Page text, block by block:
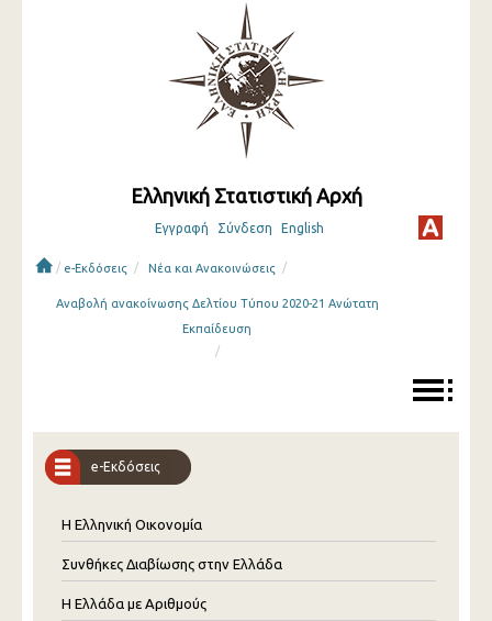
Ελληνική Στατιστική Αρχή
Εγγραφή Σύνδεση English
/ e-Εκδόσεις / Νέα και Ανακοινώσεις /
Αναβολή ανακοίνωσης Δελτίου Τύπου 2020-21 Ανώτατη
Εκπαίδευση
/
e-Εκδόσεις
Η Ελληνική Οικονομία
Συνθήκες Διαβίωσης στην Ελλάδα
Η Ελλάδα με Αριθμούς